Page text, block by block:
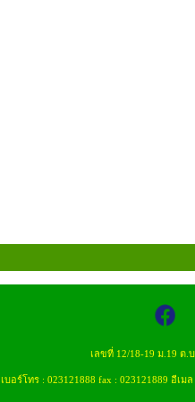
เลขที่ 12/18-19 ม.19 ต.
เบอร์โทร : 023121888 fax : 023121889 อีเมล